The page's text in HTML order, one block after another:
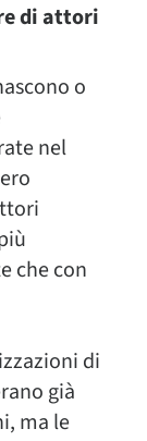
di attori
o
nel
che con
di
già
ma le